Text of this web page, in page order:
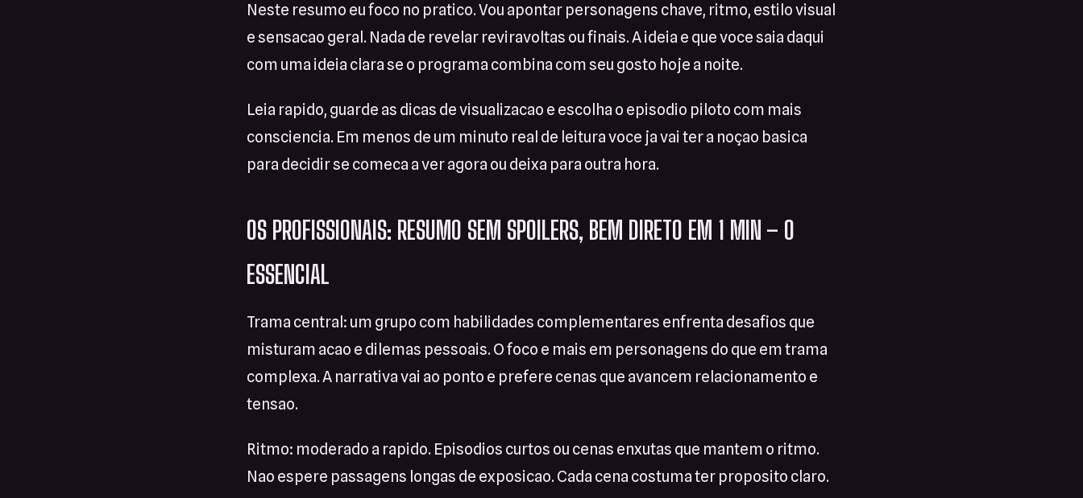
Neste resumo eu foco no pratico. Vou apontar personagens chave, ritmo, estilo visual
e sensacao geral. Nada de revelar reviravoltas ou finais. A ideia e que voce saia daqui
com uma ideia clara se o programa combina com seu gosto hoje a noite.
Leia rapido, guarde as dicas de visualizacao e escolha o episodio piloto com mais
consciencia. Em menos de um minuto real de leitura voce ja vai ter a noçao basica
para decidir se comeca a ver agora ou deixa para outra hora.
OS PROFISSIONAIS: RESUMO SEM SPOILERS, BEM DIRETO EM 1 MIN – O
ESSENCIAL
Trama central: um grupo com habilidades complementares enfrenta desafios que
misturam acao e dilemas pessoais. O foco e mais em personagens do que em trama
complexa. A narrativa vai ao ponto e prefere cenas que avancem relacionamento e
tensao.
Ritmo: moderado a rapido. Episodios curtos ou cenas enxutas que mantem o ritmo.
Nao espere passagens longas de exposicao. Cada cena costuma ter proposito claro.